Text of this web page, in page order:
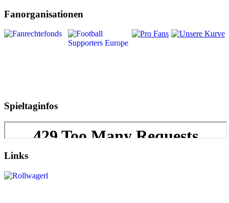
Fanorganisationen
Spieltaginfos
Links